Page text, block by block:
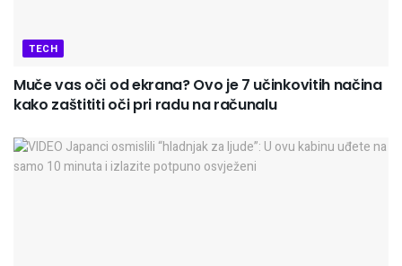
TECH
Muče vas oči od ekrana? Ovo je 7 učinkovitih načina
kako zaštititi oči pri radu na računalu